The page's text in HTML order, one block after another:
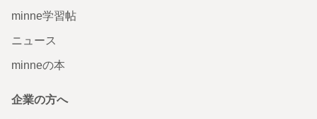
minne学習帖
ニュース
minneの本
企業の方へ